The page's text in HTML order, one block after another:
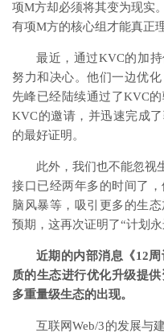
项M方却必须将其变为现实
有项M方的核心组才能真正
最近，通过KVC的加
努力和决心。他们一边优
先峰已经陆续通过了KVC
KVC的邀请，并迅速完成
的最好证明。
此外，我们也不能忽视
接口已经两年多的时间了
脑风暴等，吸引更多的生
预期，这再次证明了“计划永
近期的内部消息《12
质的生态进行优化升级提
多重量级生态的出现。
互联网Web/3的发展与